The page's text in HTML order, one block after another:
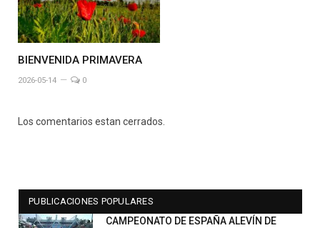
BIENVENIDA PRIMAVERA
2026-05-14 0
Los comentarios estan cerrados.
PUBLICACIONES POPULARES
CAMPEONATO DE ESPAÑA ALEVÍN DE